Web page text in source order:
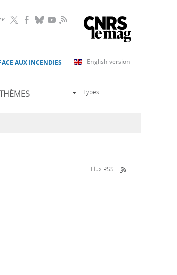
RSS
English version
AUX INCENDIES
Types
Flux RSS